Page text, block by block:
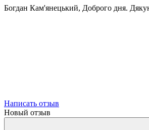
Богдан Кам'янецький, Доброго дня.
Написать отзыв
Новый отзыв